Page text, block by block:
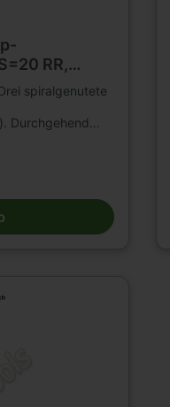
RR,
spiralgenutete
Durchgehend
für höhere
Zum
CNC-